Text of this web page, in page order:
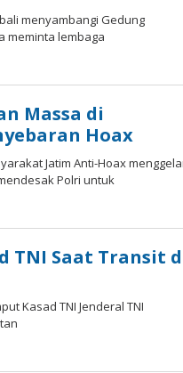
menyambangi Gedung
meminta lembaga
Massa di
Hoax
Jatim Anti-Hoax
Polri untuk
TNI Saat Transit
Kasad TNI Jenderal TNI